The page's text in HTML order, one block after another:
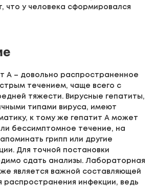
что у человека сформировался
А – довольно распространенное
течением, чаще всего с
тяжести. Вирусные гепатиты,
типами вируса, имеют
к тому же гепатит А может
бессимптомное течение, на
грипп или другие
Для точной постановки
сдать анализы. Лабораторная
является важной составляющей
распространения инфекции, ведь